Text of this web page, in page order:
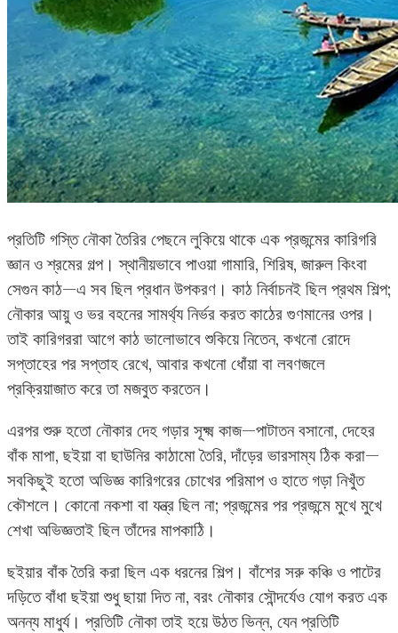
প্রতিটি গস্তি নৌকা তৈরির পেছনে লুকিয়ে থাকে এক প্রজন্মের কারিগরি
জ্ঞান ও শ্রমের গল্প। স্থানীয়ভাবে পাওয়া গামারি, শিরিষ, জারুল কিংবা
সেগুন কাঠ—এ সব ছিল প্রধান উপকরণ। কাঠ নির্বাচনই ছিল প্রথম শিল্প;
নৌকার আয়ু ও ভর বহনের সামর্থ্য নির্ভর করত কাঠের গুণমানের ওপর।
তাই কারিগররা আগে কাঠ ভালোভাবে শুকিয়ে নিতেন, কখনো রোদে
সপ্তাহের পর সপ্তাহ রেখে, আবার কখনো ধোঁয়া বা লবণজলে
প্রক্রিয়াজাত করে তা মজবুত করতেন।
এরপর শুরু হতো নৌকার দেহ গড়ার সূক্ষ্ম কাজ—পাটাতন বসানো, দেহের
বাঁক মাপা, ছইয়া বা ছাউনির কাঠামো তৈরি, দাঁড়ের ভারসাম্য ঠিক করা—
সবকিছুই হতো অভিজ্ঞ কারিগরের চোখের পরিমাপ ও হাতে গড়া নিখুঁত
কৌশলে। কোনো নকশা বা যন্ত্র ছিল না; প্রজন্মের পর প্রজন্মে মুখে মুখে
শেখা অভিজ্ঞতাই ছিল তাঁদের মাপকাঠি।
ছইয়ার বাঁক তৈরি করা ছিল এক ধরনের শিল্প। বাঁশের সরু কঞ্চি ও পাটের
দড়িতে বাঁধা ছইয়া শুধু ছায়া দিত না, বরং নৌকার সৌন্দর্যেও যোগ করত এক
অনন্য মাধুর্য। প্রতিটি নৌকা তাই হয়ে উঠত ভিন্ন, যেন প্রতিটি